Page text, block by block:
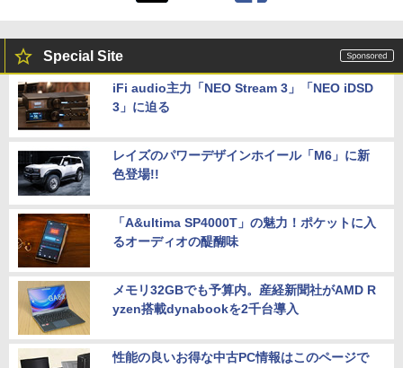
Special Site
iFi audio主力「NEO Stream 3」「NEO iDSD
3」に迫る
レイズのパワーデザインホイール「M6」に新
色登場!!
「A&ultima SP4000T」の魅力！ポケットに入
るオーディオの醍醐味
メモリ32GBでも予算内。産経新聞社がAMD R
yzen搭載dynabookを2千台導入
性能の良いお得な中古PC情報はこのページで